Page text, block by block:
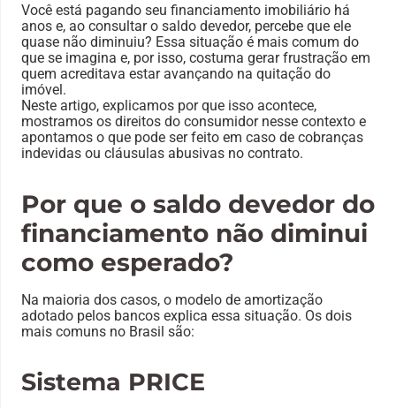
Você está pagando seu financiamento imobiliário há
anos e, ao consultar o saldo devedor, percebe que ele
quase não diminuiu? Essa situação é mais comum do
que se imagina e, por isso, costuma gerar frustração em
quem acreditava estar avançando na quitação do
imóvel.
Neste artigo, explicamos por que isso acontece,
mostramos os direitos do consumidor nesse contexto e
apontamos o que pode ser feito em caso de cobranças
indevidas ou cláusulas abusivas no contrato.
Por que o saldo devedor do
financiamento não diminui
como esperado?
Na maioria dos casos, o modelo de amortização
adotado pelos bancos explica essa situação. Os dois
mais comuns no Brasil são:
Sistema PRICE